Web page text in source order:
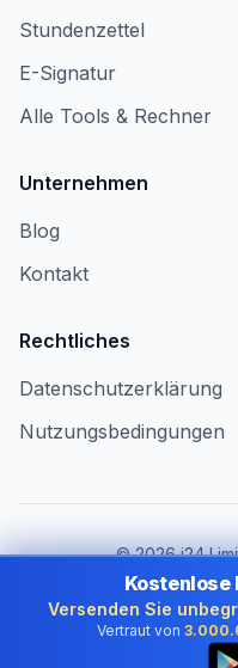
Stundenzettel
E-Signatur
Alle Tools & Rechner
Unternehmen
Blog
Kontakt
Rechtliches
Datenschutzerklärung
Nutzungsbedingungen
©2026i24
Für
Land ändern:
Kostenlose
Versenden Sie
Vertraut von